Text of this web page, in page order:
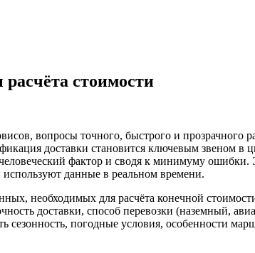
стоимости
вопросы точного, быстрого и прозрачного
доставки становится ключевым звеном
фактор и сводя к минимуму
данные в реальном времени.
необходимых для расчёта конечной
доставки, способ перевозки (наземный,
погодные условия, особенности